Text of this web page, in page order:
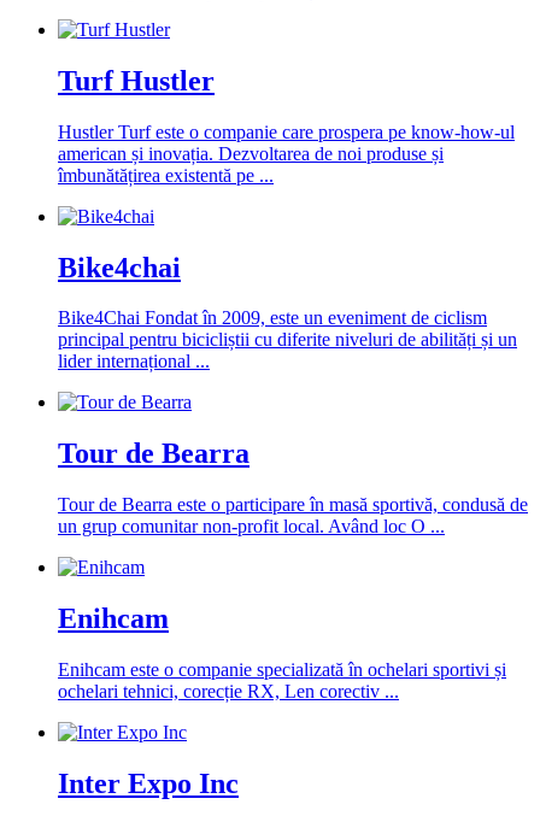
Turf Hustler
Hustler Turf este o companie care prospera pe know-how-ul
american și inovația. Dezvoltarea de noi produse și
îmbunătățirea existentă pe ...
Bike4chai
Bike4Chai Fondat în 2009, este un eveniment de ciclism
principal pentru bicicliștii cu diferite niveluri de abilități și un
lider internațional ...
Tour de Bearra
Tour de Bearra este o participare în masă sportivă, condusă de
un grup comunitar non-profit local. Având loc O ...
Enihcam
Enihcam este o companie specializată în ochelari sportivi și
ochelari tehnici, corecție RX, Len corectiv ...
Inter Expo Inc